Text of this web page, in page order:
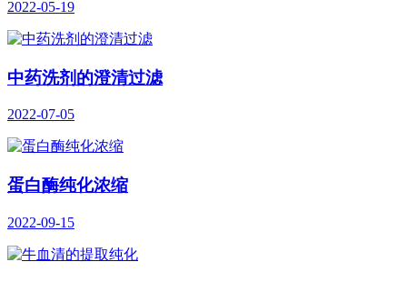
2022-05-19
中药洗剂的澄清过滤
2022-07-05
蛋白酶纯化浓缩
2022-09-15